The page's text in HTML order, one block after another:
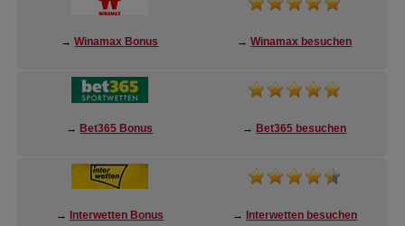
→Winamax Bonus →Winamax besuchen
→ Bet365 Bonus → Bet365 besuchen
→ Interwetten Bonus → Interwetten besuchen